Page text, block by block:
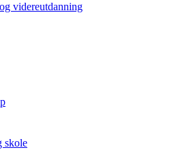
videreutdanning
skole